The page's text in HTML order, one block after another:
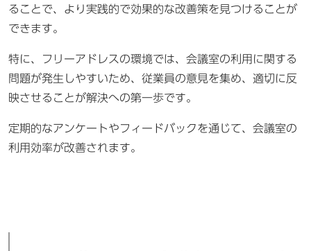
ることで、より実践的で効果的な改善策を見つけることが
できます。
特に、フリーアドレスの環境では、会議室の利用に関する
問題が発生しやすいため、従業員の意見を集め、適切に反
映させることが解決への第一歩です。
定期的なアンケートやフィードバックを通じて、会議室の
利用効率が改善されます。